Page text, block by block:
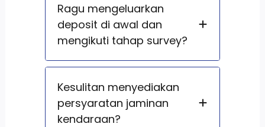
Ragu mengeluarkan
deposit di awal dan
mengikuti tahap survey?
Kesulitan menyediakan
persyaratan jaminan
kendaraan?